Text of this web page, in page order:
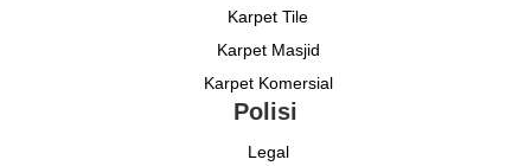
Karpet Tile
Karpet Masjid
Karpet Komersial
Polisi
Legal